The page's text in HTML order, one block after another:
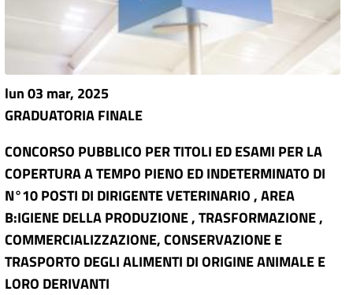
lun 03 mar, 2025
GRADUATORIA FINALE
CONCORSO PUBBLICO PER TITOLI ED ESAMI PER LA
COPERTURA A TEMPO PIENO ED INDETERMINATO DI
N°10 POSTI DI DIRIGENTE VETERINARIO , AREA
B:IGIENE DELLA PRODUZIONE , TRASFORMAZIONE ,
COMMERCIALIZZAZIONE, CONSERVAZIONE E
TRASPORTO DEGLI ALIMENTI DI ORIGINE ANIMALE E
LORO DERIVANTI